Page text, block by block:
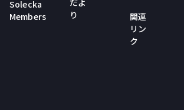
Solecka
Members
り
関連
リン
ク